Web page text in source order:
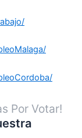
Por Votar!